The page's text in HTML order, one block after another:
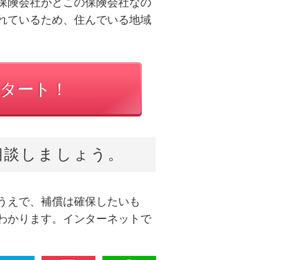
険会社がどこの保険会社なの
ているため、住んでいる地域
ート！
しましょう。
えで、補償は確保したいも
かります。インターネットで